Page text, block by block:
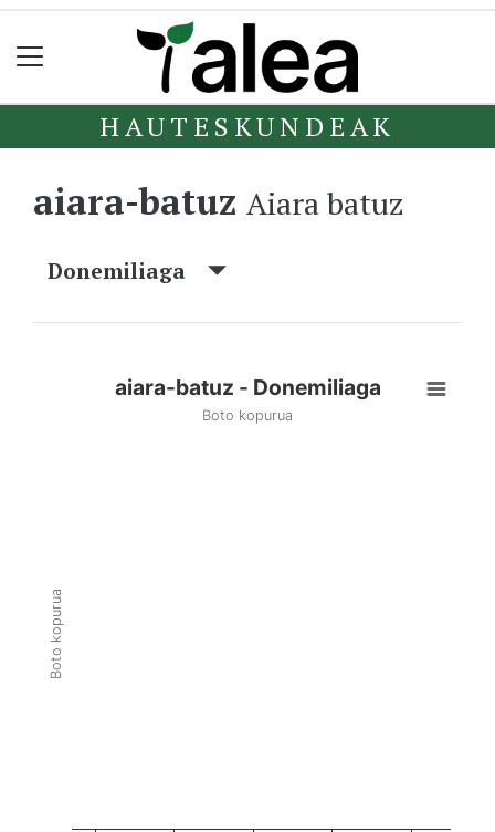
HAUTESKUNDEAK
aiara-batuz Aiara batuz
Donemiliaga
Boto kopurua
aiara-batuz - Donemiliaga
Boto kopurua